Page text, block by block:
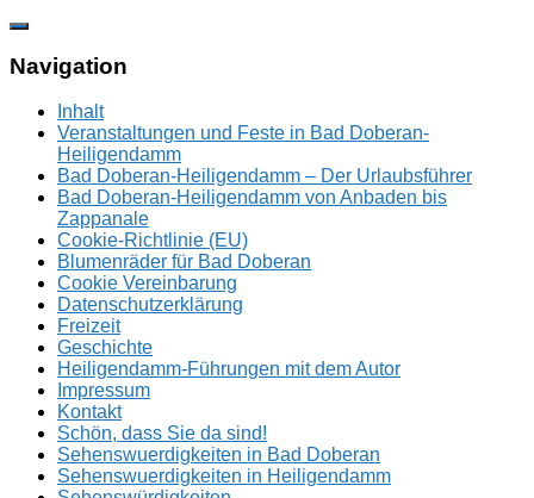
Zum
springen
Navigation
Inhalt
Veranstaltungen und Feste in Bad Doberan-
Heiligendamm
Bad Doberan-Heiligendamm – Der Urlaubsführer
Bad Doberan-Heiligendamm von Anbaden bis
Zappanale
Cookie-Richtlinie (EU)
Blumenräder für Bad Doberan
Cookie Vereinbarung
Datenschutzerklärung
Freizeit
Geschichte
Heiligendamm-Führungen mit dem Autor
Impressum
Kontakt
Schön, dass Sie da sind!
Sehenswuerdigkeiten in Bad Doberan
Sehenswuerdigkeiten in Heiligendamm